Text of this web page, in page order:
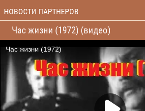
НОВОСТИ ПАРТНЕРОВ
Час жизни (1972) (видео)